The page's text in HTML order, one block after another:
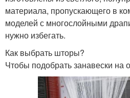
материала, пропускающего в
моделей с многослойными
нужно избегать.
Как выбрать шторы?
Чтобы подобрать занавески на